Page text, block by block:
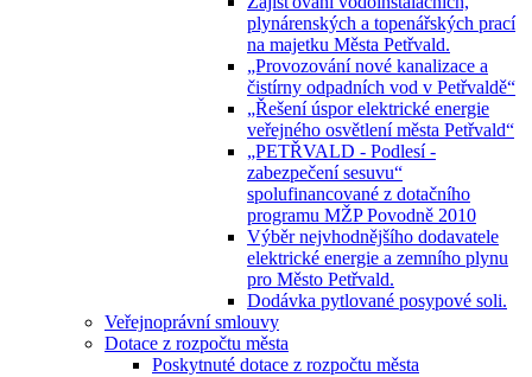
plynárenských a topenářských prací
na majetku Města Petřvald.
„Provozování nové kanalizace a
čistírny odpadních vod v Petřvaldě“
„Řešení úspor elektrické energie
veřejného osvětlení města Petřvald“
„PETŘVALD - Podlesí -
zabezpečení sesuvu“
spolufinancované z dotačního
programu MŽP Povodně 2010
Výběr nejvhodnějšího dodavatele
elektrické energie a zemního plynu
pro Město Petřvald.
Dodávka pytlované posypové soli.
Veřejnoprávní smlouvy
Dotace z rozpočtu města
Poskytnuté dotace z rozpočtu města